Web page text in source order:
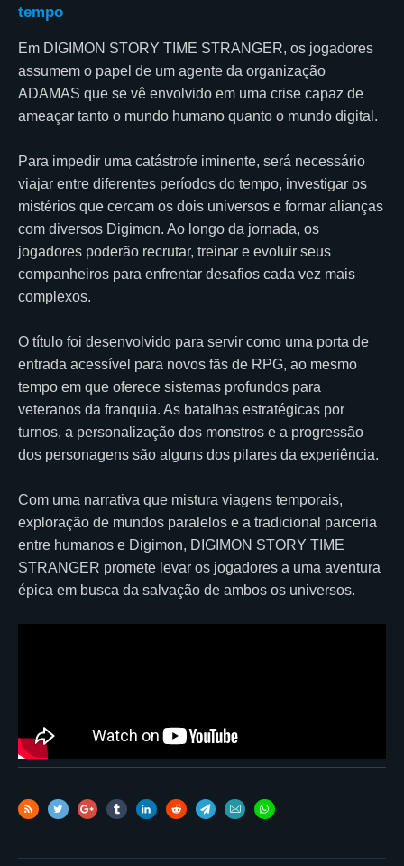
tempo
Em DIGIMON STORY TIME STRANGER, os jogadores
assumem o papel de um agente da organização
ADAMAS que se vê envolvido em uma crise capaz de
ameaçar tanto o mundo humano quanto o mundo digital.
Para impedir uma catástrofe iminente, será necessário
viajar entre diferentes períodos do tempo, investigar os
mistérios que cercam os dois universos e formar alianças
com diversos Digimon. Ao longo da jornada, os
jogadores poderão recrutar, treinar e evoluir seus
companheiros para enfrentar desafios cada vez mais
complexos.
O título foi desenvolvido para servir como uma porta de
entrada acessível para novos fãs de RPG, ao mesmo
tempo em que oferece sistemas profundos para
veteranos da franquia. As batalhas estratégicas por
turnos, a personalização dos monstros e a progressão
dos personagens são alguns dos pilares da experiência.
Com uma narrativa que mistura viagens temporais,
exploração de mundos paralelos e a tradicional parceria
entre humanos e Digimon, DIGIMON STORY TIME
STRANGER promete levar os jogadores a uma aventura
épica em busca da salvação de ambos os universos.